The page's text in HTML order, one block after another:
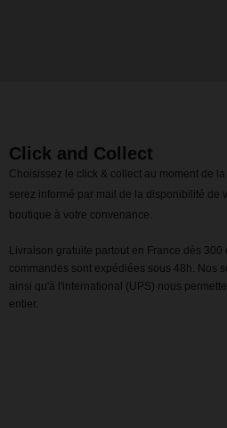
Click and Collect
Choisissez le click & collect au moment de
serez informé par mail de la disponibilité de
boutique à votre convenance.
Livraison gratuite partout en France dès 300
commandes sont expédiées sous 48h. Nos
ainsi qu'à l'international (UPS) nous
entier.